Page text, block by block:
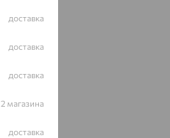
доставка
доставка
доставка
2 магазина
доставка